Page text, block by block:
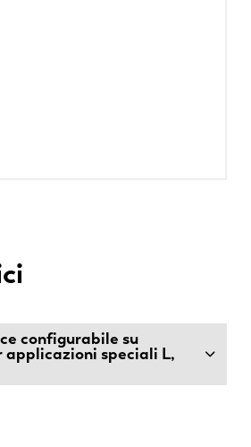
configurabile su
applicazioni speciali L,